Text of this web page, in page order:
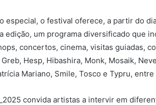
especial, o festival oferece, a partir do
edição, um programa diversificado que
concertos, cinema, visitas guiadas,
Hesp, Hibashira, Monk, Mosaik,
Mariano, Smile, Tosco e Typru,
convida artistas a intervir em